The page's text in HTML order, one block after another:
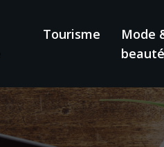
Tourisme
Mode
beauté